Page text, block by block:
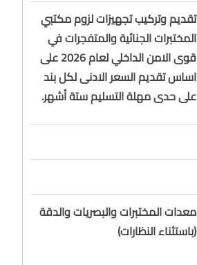
تقديم وتركيب تجهيزات لزوم مكتبي
المختبرات الجنائية والمتفجرات في
قوى الامن الداخلي لعام 2026 على
اساس تقديم السعر الادنى لكل بند
على حدى مهلة التسليم ستة أشهر.
معدات المختبرات والبصريات والدقة
(باستثناء النظارات)